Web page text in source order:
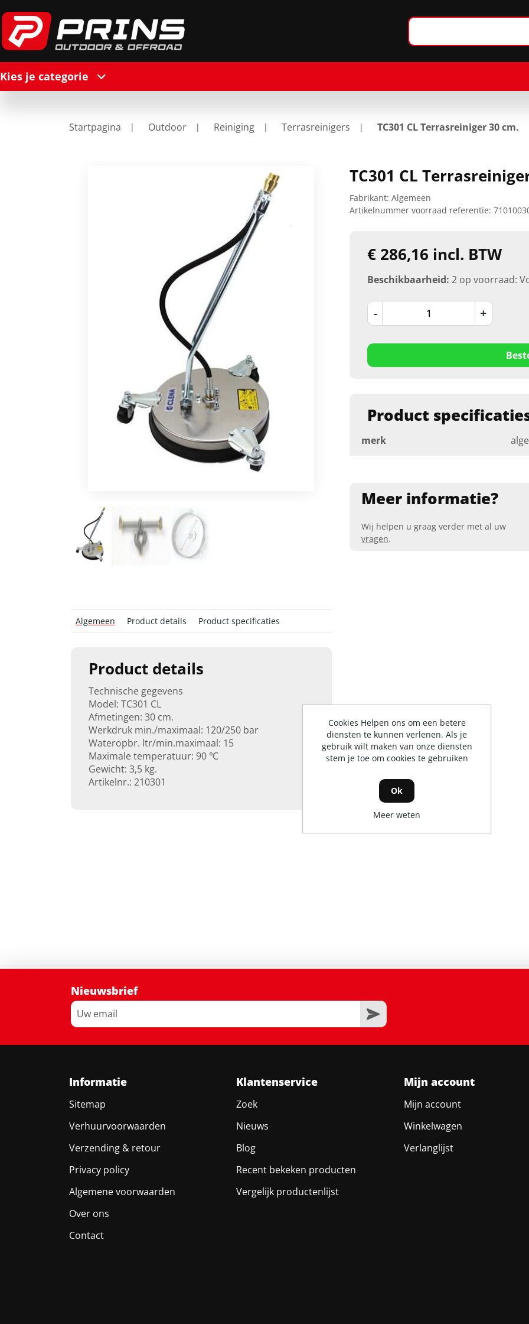
Kies je categorie
Startpagina Outdoor Reiniging Terrasreinigers TC301 CL Terrasreiniger 30 cm.
Product details
Technische gegevens
Model: TC301 CL
Afmetingen: 30 cm.
Werkdruk min./maximaal: 120/250 bar
Wateropbr. ltr/min.maximaal: 15
Maximale temperatuur: 90 ℃
Gewicht: 3,5 kg.
Artikelnr.: 210301
Algemeen Product details Product specificaties
TC301 CL
Fabrikant: Algemeen
Artikelnummer voorraad referentie:
€ 286,16 incl. BTW
Beschikbaarheid: 2 op voorraad:
- +
Product
merk
Meer informatie?
Wij helpen u graag verder met al uw
vragen.
Nieuwsbrief
Informatie
Sitemap
Verhuurvoorwaarden
Verzending & retour
Privacy policy
Algemene voorwaarden
Over ons
Contact
Klantenservice
Zoek
Nieuws
Blog
Recent bekeken producten
Vergelijk productenlijst
Mijn account
Mijn account
Winkelwagen
Verlanglijst
Cookies Helpen ons om een betere
diensten te kunnen verlenen. Als je
gebruik wilt maken van onze diensten
stem je toe om cookies te gebruiken
Ok
Meer weten